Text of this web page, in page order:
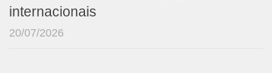
internacionais
20/07/2026